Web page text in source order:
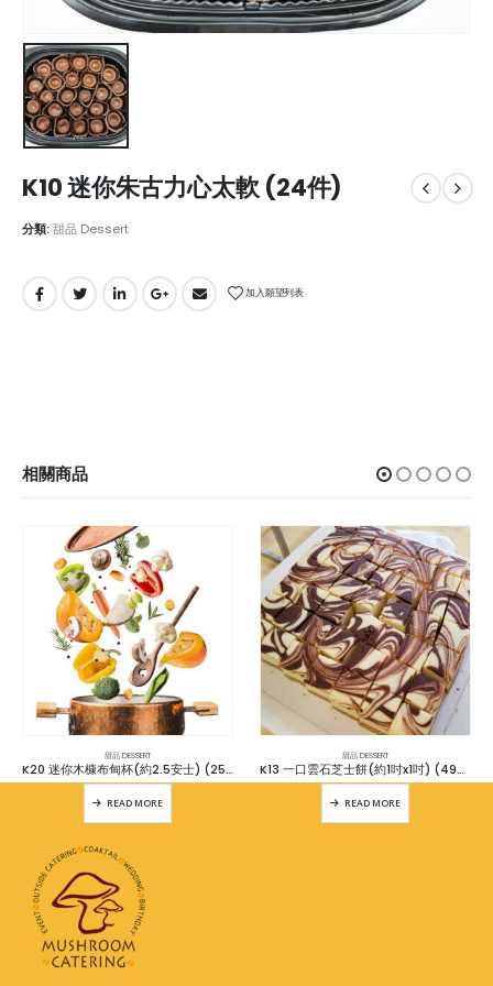
K10 迷你朱古力心太軟 (24件)
分類:甜品 Dessert
加入願望列表
相關商品
甜品 DESSERT
K20 迷你木槺布甸杯(約2.5安士) (25杯)
READ MORE
甜品 DESSERT
K13 一口雲石芝士餅(約1吋x1吋) (49件)
READ MORE